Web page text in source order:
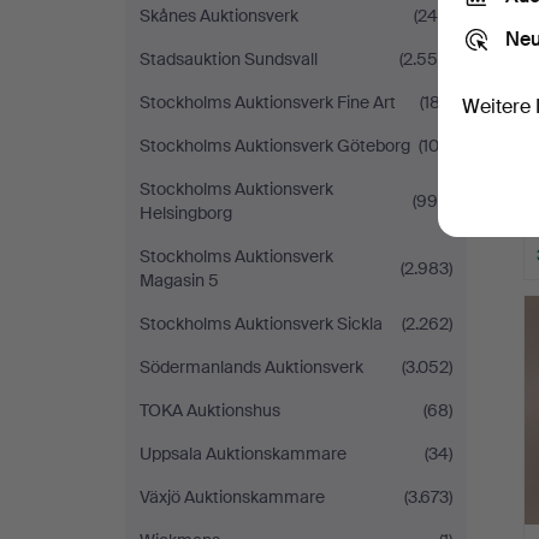
Skånes Auktionsverk
(245)
Stadsauktion Sundsvall
(2.555)
Stockholms Auktionsverk Fine Art
(187)
Stockholms Auktionsverk Göteborg (103)
Stockholms Auktionsverk
Helsingborg
(990)
Stockholms Auktionsverk
Magasin 5
(2.983)
Stockholms Auktionsverk Sickla
(2.262)
Södermanlands Auktionsverk
(3.052)
TOKA Auktionshus
(68)
Uppsala Auktionskammare
(34)
Växjö Auktionskammare
(3.673)
Weitere